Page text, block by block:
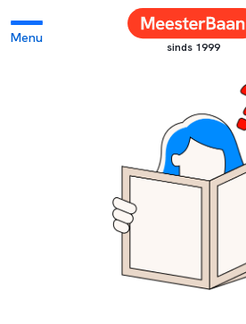
Menu
sinds 1999